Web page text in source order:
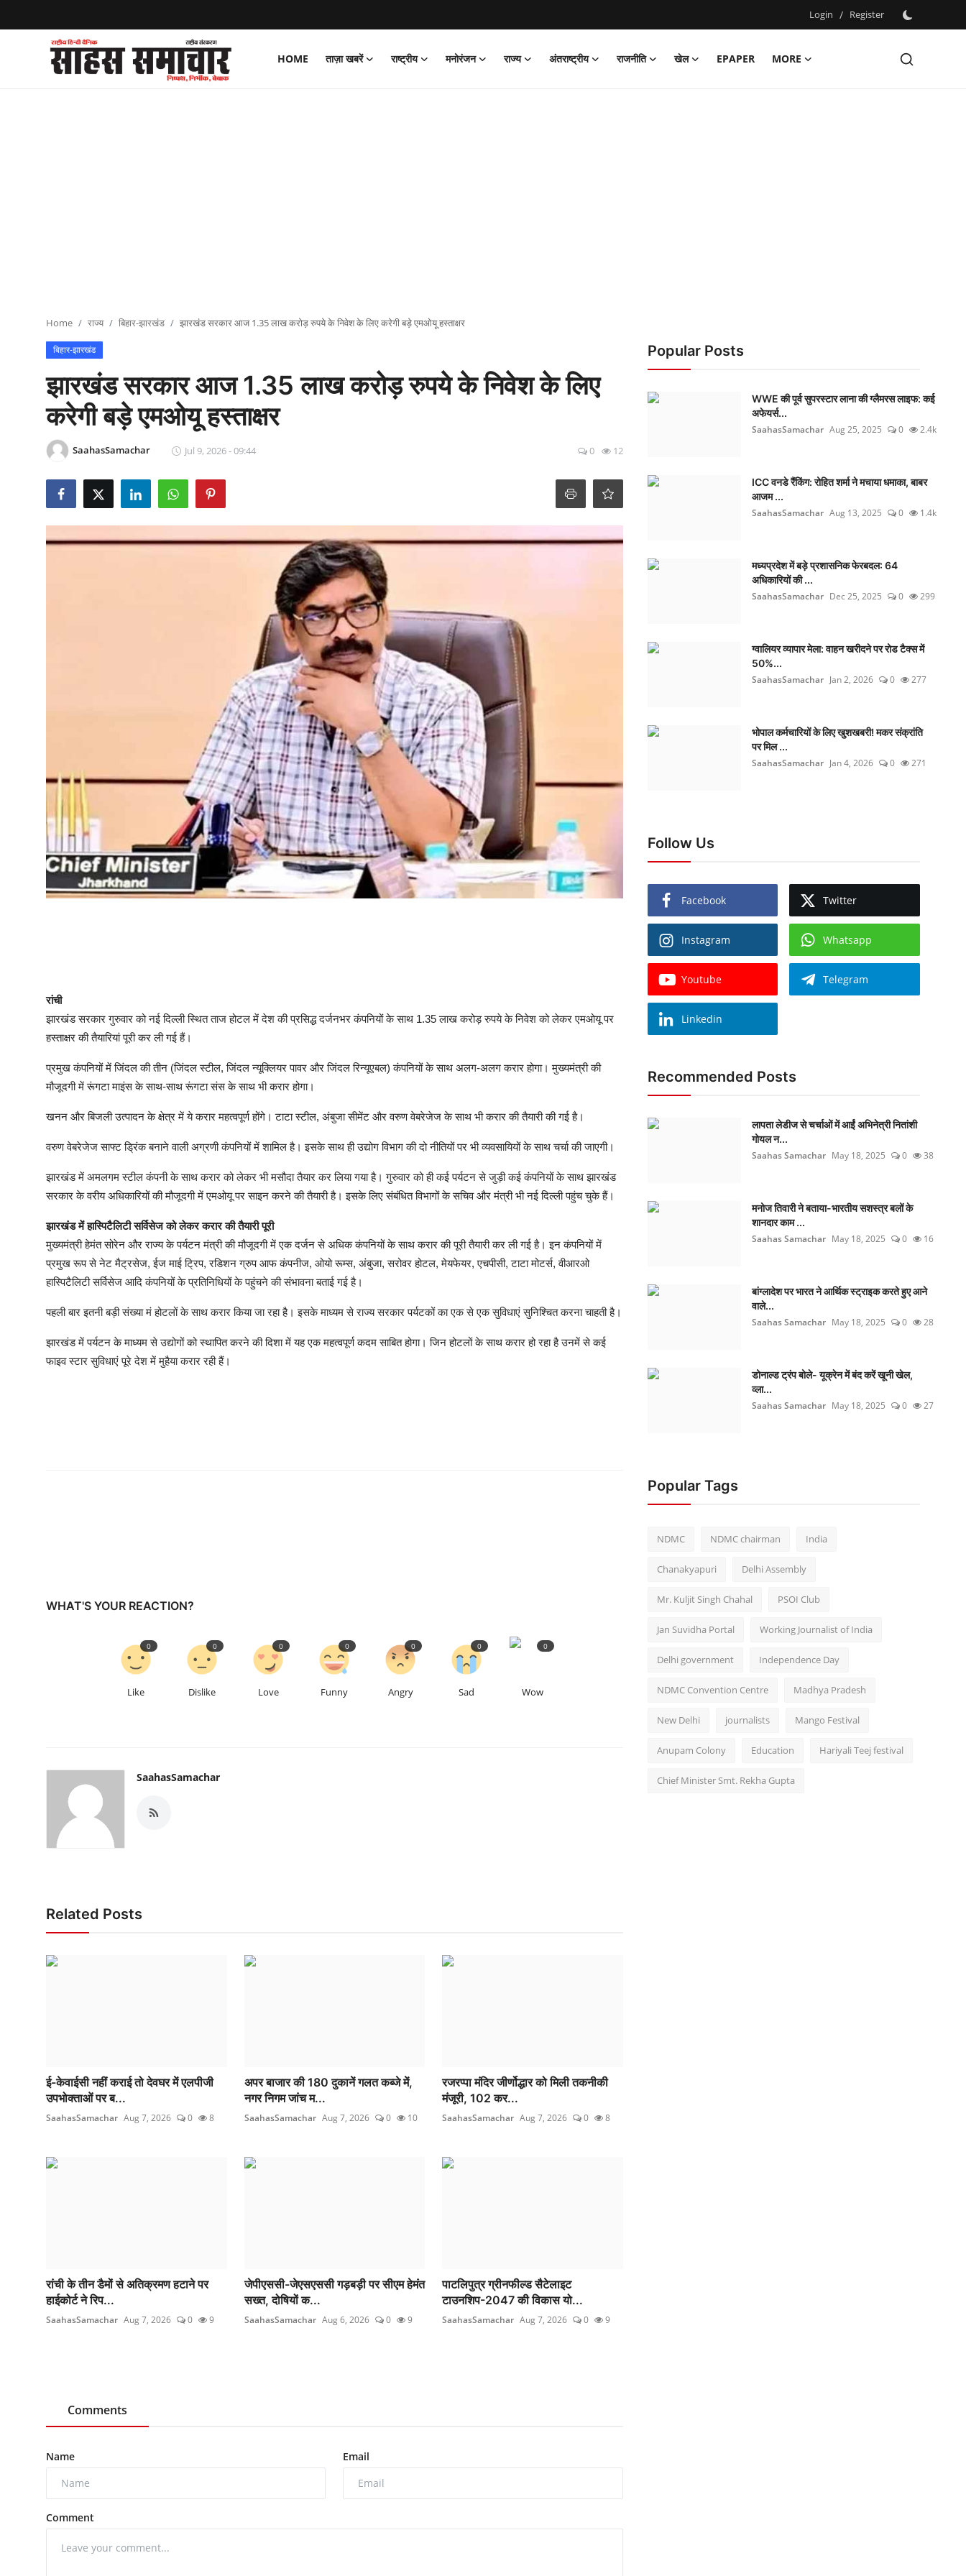
Login / Register
HOME ताज़ा खबरें राष्ट्रीय मनोरंजन राज्य अंतराष्ट्रीय राजनीति खेल EPAPER
MORE
Register
Home राज्य बिहार-झारखंड झारखंड सरकार आज 1.35 लाख करोड़ रुपये के निवेश के लिए करेगी बड़े एमओयू हस्ताक्षर
बिहार-झारखंड
झारखंड सरकार आज 1.35 लाख करोड़ रुपये के निवेश के लिए
करेगी बड़े एमओयू हस्ताक्षर
SaahasSamachar Jul 9, 2026 - 09:44 0 12
रांची
झारखंड सरकार गुरुवार को नई दिल्ली स्थित ताज होटल में देश की प्रसिद्ध दर्जनभर कंपनियों के साथ 1.35 लाख करोड़ रुपये के निवेश को लेकर एमओयू पर
हस्ताक्षर की तैयारियां पूरी कर ली गई हैं।
प्रमुख कंपनियों में जिंदल की तीन (जिंदल स्टील, जिंदल न्यूक्लियर पावर और जिंदल रिन्यूएबल) कंपनियों के साथ अलग-अलग करार होगा। मुख्यमंत्री की
मौजूदगी में रूंगटा माइंस के साथ-साथ रूंगटा संस के साथ भी करार होगा।
खनन और बिजली उत्पादन के क्षेत्र में ये करार महत्वपूर्ण होंगे। टाटा स्टील, अंबुजा सीमेंट और वरुण वेबरेजेज के साथ भी करार की तैयारी की गई है।
वरुण वेबरेजेज साफ्ट ड्रिंक बनाने वाली अग्रणी कंपनियों में शामिल है। इसके साथ ही उद्योग विभाग की दो नीतियों पर भी व्यवसायियों के साथ चर्चा की जाएगी।
झारखंड में अमलगम स्टील कंपनी के साथ करार को लेकर भी मसौदा तैयार कर लिया गया है। गुरुवार को ही कई पर्यटन से जुड़ी कई कंपनियों के साथ झारखंड
सरकार के वरीय अधिकारियों की मौजूदगी में एमओयू पर साइन करने की तैयारी है। इसके लिए संबंधित विभागों के सचिव और मंत्री भी नई दिल्ली पहुंच चुके हैं।
झारखंड में हास्पिटैलिटी सर्विसेज को लेकर करार की तैयारी पूरी
मुख्यमंत्री हेमंत सोरेन और राज्य के पर्यटन मंत्री की मौजूदगी में एक दर्जन से अधिक कंपनियों के साथ करार की पूरी तैयारी कर ली गई है। इन कंपनियों में
प्रमुख रूप से नेट मैट्रसेज, ईज माई ट्रिप, रडिशन ग्रुप आफ कंपनीज, ओयो रूम्स, अंबुजा, सरोवर होटल, मेयफेयर, एचपीसी, टाटा मोटर्स, वीआरओ
हास्पिटैलिटी सर्विसेज आदि कंपनियों के प्रतिनिधियों के पहुंचने की संभावना बताई गई है।
पहली बार इतनी बड़ी संख्या मं होटलों के साथ करार किया जा रहा है। इसके माध्यम से राज्य सरकार पर्यटकों का एक से एक सुविधाएं सुनिश्चित करना चाहती है।
झारखंड में पर्यटन के माध्यम से उद्योगों को स्थापित करने की दिशा में यह एक महत्वपूर्ण कदम साबित होगा। जिन होटलों के साथ करार हो रहा है उनमें से कई
फाइव स्टार सुविधाएं पूरे देश में मुहैया करार रही हैं।
WHAT'S YOUR REACTION?
Like
0
Dislike
0
Love
0
Funny
0
Angry
0
Sad
0
Wow
0
SaahasSamachar
Related Posts
ई-केवाईसी नहीं कराई तो देवघर में एलपीजी
उपभोक्ताओं पर ब...
SaahasSamachar Aug 7, 2026 0 8
अपर बाजार की 180 दुकानें गलत कब्जे में,
नगर निगम जांच म...
SaahasSamachar Aug 7, 2026 0 10
रजरप्पा मंदिर जीर्णोद्धार को मिली तकनीकी
मंजूरी, 102 कर...
SaahasSamachar Aug 7, 2026 0 8
रांची के तीन डैमों से अतिक्रमण हटाने पर
हाईकोर्ट ने रिप...
SaahasSamachar Aug 7, 2026 0 9
जेपीएससी-जेएसएससी गड़बड़ी पर सीएम हेमंत
सख्त, दोषियों क...
SaahasSamachar Aug 6, 2026 0 9
पाटलिपुत्र ग्रीनफील्ड सैटेलाइट
टाउनशिप-2047 की विकास यो...
SaahasSamachar Aug 7, 2026 0 9
Comments
Name Email
Comment
Popular Posts
WWE की पूर्व सुपरस्टार लाना की ग्लैमरस लाइफ: कई
अफेयर्स...
SaahasSamachar Aug 25, 2025 0 2.4k
ICC वनडे रैंकिंग: रोहित शर्मा ने मचाया धमाका, बाबर
आजम ...
SaahasSamachar Aug 13, 2025 0 1.4k
मध्यप्रदेश में बड़े प्रशासनिक फेरबदल: 64
अधिकारियों की ...
SaahasSamachar Dec 25, 2025 0 299
ग्वालियर व्यापार मेला: वाहन खरीदने पर रोड टैक्स में
50%...
SaahasSamachar Jan 2, 2026 0 277
भोपाल कर्मचारियों के लिए खुशखबरी! मकर संक्रांति
पर मिल ...
SaahasSamachar Jan 4, 2026 0 271
Follow Us
Facebook Twitter
Instagram Whatsapp
Youtube Telegram
Linkedin
Recommended Posts
लापता लेडीज से चर्चाओं में आईं अभिनेत्री नितांशी
गोयल न...
Saahas Samachar May 18, 2025 0 38
मनोज तिवारी ने बताया-भारतीय सशस्त्र बलों के
शानदार काम ...
Saahas Samachar May 18, 2025 0 16
बांग्लादेश पर भारत ने आर्थिक स्ट्राइक करते हुए आने
वाले...
Saahas Samachar May 18, 2025 0 28
डोनाल्ड ट्रंप बोले- यूक्रेन में बंद करें खूनी खेल,
व्ला...
Saahas Samachar May 18, 2025 0 27
Popular Tags
NDMC NDMC chairman India
Chanakyapuri Delhi Assembly
Mr. Kuljit Singh Chahal PSOI Club
Jan Suvidha Portal Working Journalist of India
Delhi government Independence Day
NDMC Convention Centre Madhya Pradesh
New Delhi journalists Mango Festival
Anupam Colony Education Hariyali Teej festival
Chief Minister Smt. Rekha Gupta